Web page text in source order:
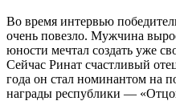
Во время интервью
очень повезло. Мужчина
юности мечтал создать уже
Сейчас Ринат счастливый
года он стал номинантом на
награды республики —